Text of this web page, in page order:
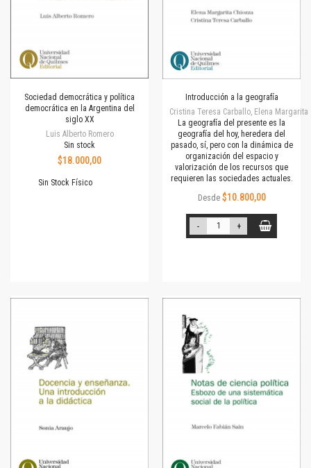
Sociedad democrática y política
democrática en la Argentina del
siglo XX
Luis Alberto Romero
Sin stock
$18.000,00
Sin Stock Físico
Introducción a la geografía
Cristina Teresa Carballo, Elena Margarita
La geografía del presente es la
geografía del hoy, heredera del
pasado, sí, pero con la dinámica de
organización del espacio y
valorización de los recursos que
requieren las sociedades actuales.
Desde $10.800,00
- +